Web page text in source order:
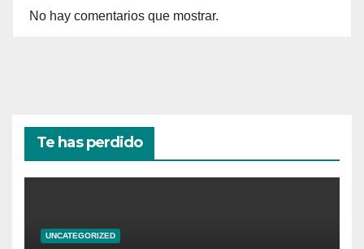
No hay comentarios que mostrar.
Te has perdido
UNCATEGORIZED